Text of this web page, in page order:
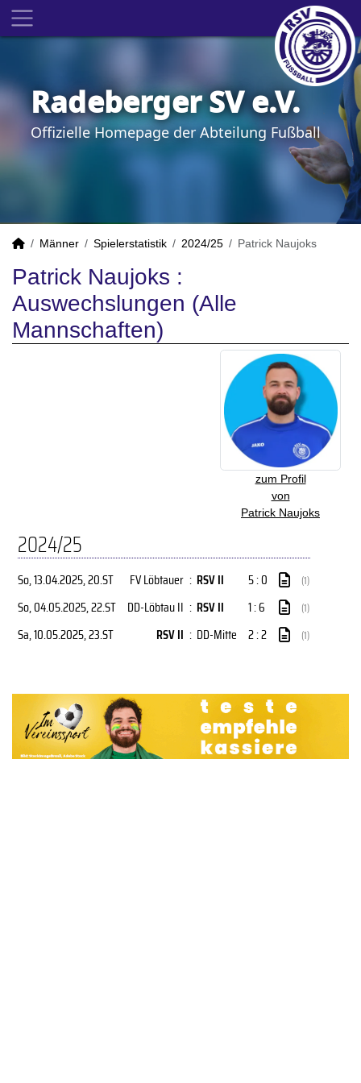
Radeberger SV e.V.
Offizielle Homepage der Abteilung Fußball
Männer Spielerstatistik 2024/25 Patrick Naujoks
Patrick Naujoks :
Auswechslungen (Alle
Mannschaften)
zum Profil
von
Patrick Naujoks
2024/25
So, 13.04.2025, 20.ST FV Löbtauer : RSV II 5 : 0 (1)
So, 04.05.2025, 22.ST DD-Löbtau II : RSV II 1 : 6 (1)
Sa, 10.05.2025, 23.ST RSV II : DD-Mitte 2 : 2 (1)